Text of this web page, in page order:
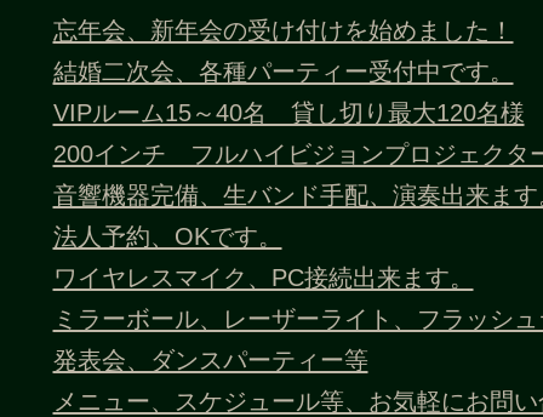
忘年会、新年会の受け付けを始めました！
結婚二次会、各種パーティー受付中です。
VIPルーム15～40名 貸し切り最大120名様
200インチ フルハイビジョンプロジェクタ
音響機器完備、生バンド手配、演奏出来ます
法人予約、OKです。
ワイヤレスマイク、PC接続出来ます。
ミラーボール、レーザーライト、フラッシ
発表会、ダンスパーティー等
メニュー、スケジュール等、お気軽にお問